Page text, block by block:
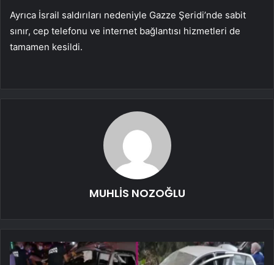
Ayrıca İsrail saldırıları nedeniyle Gazze Şeridi’nde sabit
sınır, cep telefonu ve internet bağlantısı hizmetleri de
tamamen kesildi.
MUHLİS NOZOĞLU